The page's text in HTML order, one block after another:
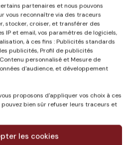
partenaires et nous pouvons
vous reconnaître via des traceurs
stocker, croiser, et transférer des
IP et email, vos paramètres de logiciels,
à ces fins : Publicités standards
publicités, Profil de publicités
personnalisé et Mesure de
d'audience, et développement
proposons d'appliquer vos choix à ces
bien sûr refuser leurs traceurs et
les cookies